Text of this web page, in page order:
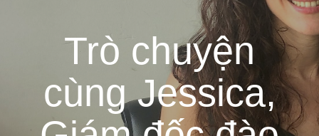
Trò chuyện
cùng Jessica,